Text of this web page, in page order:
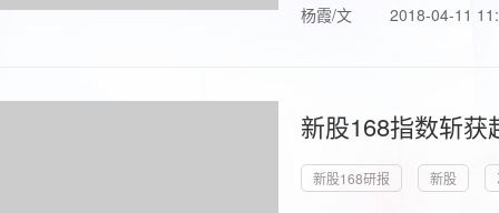
杨霞/文
2018-04-11
新股168指数斩
新股168研报 新股